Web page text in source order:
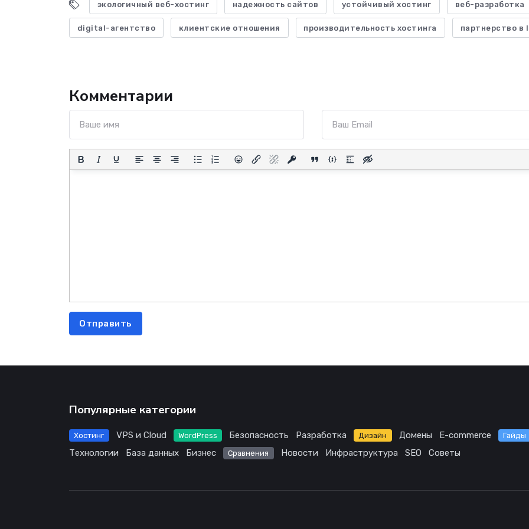
экологичный веб-хостинг надежность сайтов устойчивый хостинг веб-разработка
digital-агентство клиентские отношения производительность хостинга партнерство в
Комментарии
Отправить
Популярные категории
Хостинг VPS и Cloud WordPress Безопасность Разработка Дизайн Домены E-commerce Гайды
Технологии База данных Бизнес Сравнения Новости Инфраструктура SEO Советы